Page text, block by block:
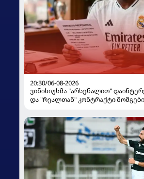
20:30/06-08-2026
ვინისიუსმა "არსენალით"
და "რეალთან" კონტრაქტი